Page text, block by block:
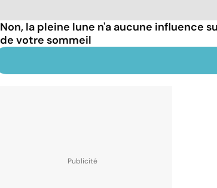
Non, la pleine lune n'a aucune influence
de votre sommeil